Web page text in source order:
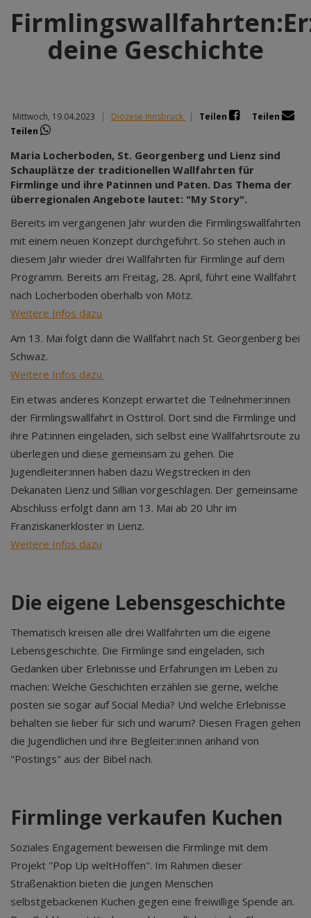
deine Geschichte
Mittwoch, 19.04.2023 | Diözese Innsbruck | Teilen
Teilen
Teilen
Maria Locherboden, St. Georgenberg und Lienz sind
Schauplätze der traditionellen Wallfahrten für
Firmlinge und ihre Patinnen und Paten. Das Thema der
überregionalen Angebote lautet: "My Story".
Bereits im vergangenen Jahr wurden die Firmlingswallfahrten
mit einem neuen Konzept durchgeführt. So stehen auch in
diesem Jahr wieder drei Wallfahrten für Firmlinge auf dem
Programm. Bereits am Freitag, 28. April, führt eine Wallfahrt
nach Locherboden oberhalb von Mötz.
Weitere Infos dazu
Am 13. Mai folgt dann die Wallfahrt nach St. Georgenberg bei
Schwaz.
Weitere Infos dazu
Ein etwas anderes Konzept erwartet die Teilnehmer:innen
der Firmlingswallfahrt in Osttirol. Dort sind die Firmlinge und
ihre Pat:innen eingeladen, sich selbst eine Wallfahrtsroute zu
überlegen und diese gemeinsam zu gehen. Die
Jugendleiter:innen haben dazu Wegstrecken in den
Dekanaten Lienz und Sillian vorgeschlagen. Der gemeinsame
Abschluss erfolgt dann am 13. Mai ab 20 Uhr im
Franziskanerkloster in Lienz.
Weitere Infos dazu
Die eigene Lebensgeschichte
Thematisch kreisen alle drei Wallfahrten um die eigene
Lebensgeschichte. Die Firmlinge sind eingeladen, sich
Gedanken über Erlebnisse und Erfahrungen im Leben zu
machen: Welche Geschichten erzählen sie gerne, welche
posten sie sogar auf Social Media? Und welche Erlebnisse
behalten sie lieber für sich und warum? Diesen Fragen gehen
die Jugendlichen und ihre Begleiter:innen anhand von
"Postings" aus der Bibel nach.
Firmlinge verkaufen Kuchen
Soziales Engagement beweisen die Firmlinge mit dem
Projekt "Pop Up weltHoffen". Im Rahmen dieser
Straßenaktion bieten die jungen Menschen
selbstgebackenen Kuchen gegen eine freiwillige Spende an.